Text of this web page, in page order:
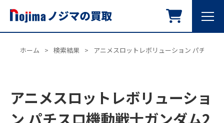
ホーム > 検索結果 > アニメスロットレボリューション パチスロ
アニメスロットレボリューショ
ン パチスロ機動戦士ガンダム2